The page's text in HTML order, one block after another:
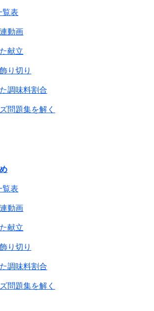
覧表
動画
献立
り切り
調味料割合
問題集を解く
覧表
動画
献立
り切り
調味料割合
問題集を解く